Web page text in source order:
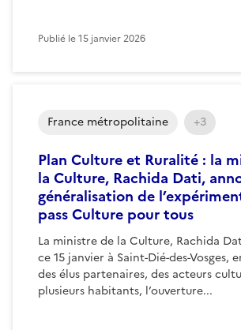
Publié le15 janvier 2026
Plan Culture et Ruralité : la
la Culture, Rachida Dati,
généralisation de
pass Culture pour tous
La ministre de la Culture, Rachida
ce 15 janvier à Saint-Dié-des-Vosges,
des élus partenaires, des acteurs
plusieurs habitants, l’ouverture...
France métropolitaine +3